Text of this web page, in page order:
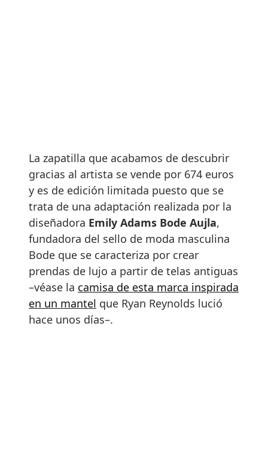
La zapatilla que acabamos de descubrir
gracias al artista se vende por 674 euros
y es de edición limitada puesto que se
trata de una adaptación realizada por la
diseñadora Emily Adams Bode Aujla,
fundadora del sello de moda masculina
Bode que se caracteriza por crear
prendas de lujo a partir de telas antiguas
–véase la camisa de esta marca inspirada
en un mantel que Ryan Reynolds lució
hace unos días–.